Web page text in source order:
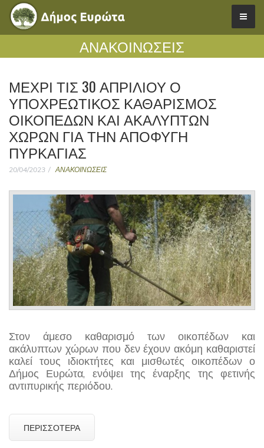
ΑΝΑΚΟΙΝΩΣΕΙΣ
ΜΕΧΡΙ ΤΙΣ 30 ΑΠΡΙΛΙΟΥ Ο
ΥΠΟΧΡΕΩΤΙΚΟΣ ΚΑΘΑΡΙΣΜΟΣ
ΟΙΚΟΠΕΔΩΝ ΚΑΙ ΑΚΑΛΥΠΤΩΝ
ΧΩΡΩΝ ΓΙΑ ΤΗΝ ΑΠΟΦΥΓΗ
ΠΥΡΚΑΓΙΑΣ
20/04/2023 ΑΝΑΚΟΙΝΩΣΕΙΣ
Στον άμεσο καθαρισμό των οικοπέδων και
ακάλυπτων χώρων που δεν έχουν ακόμη καθαριστεί
καλεί τους ιδιοκτήτες και μισθωτές οικοπέδων ο
Δήμος Ευρώτα, ενόψει της έναρξης της φετινής
αντιπυρικής περιόδου.
ΠΕΡΙΣΣΌΤΕΡΑ